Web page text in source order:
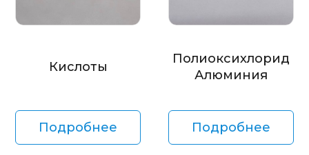
Кислоты
Подробнее
Полиоксихлорид
Алюминия
Подробнее